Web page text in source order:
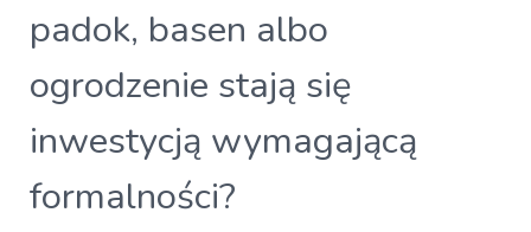
padok, basen albo
ogrodzenie stają się
inwestycją wymagającą
formalności?